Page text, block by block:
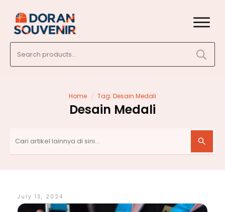
for:
Home / Tag: Desain Medali
Desain Medali
July 13, 2024